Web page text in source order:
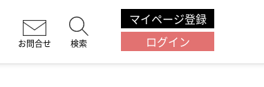
お問合せ 検索
マイページ登録
ログイン